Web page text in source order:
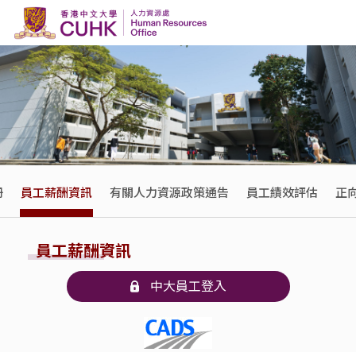
Skip to content
員工薪酬資訊 有關人力資源政策通告 員工績效評估 正
員工薪酬資訊
中大員工登入